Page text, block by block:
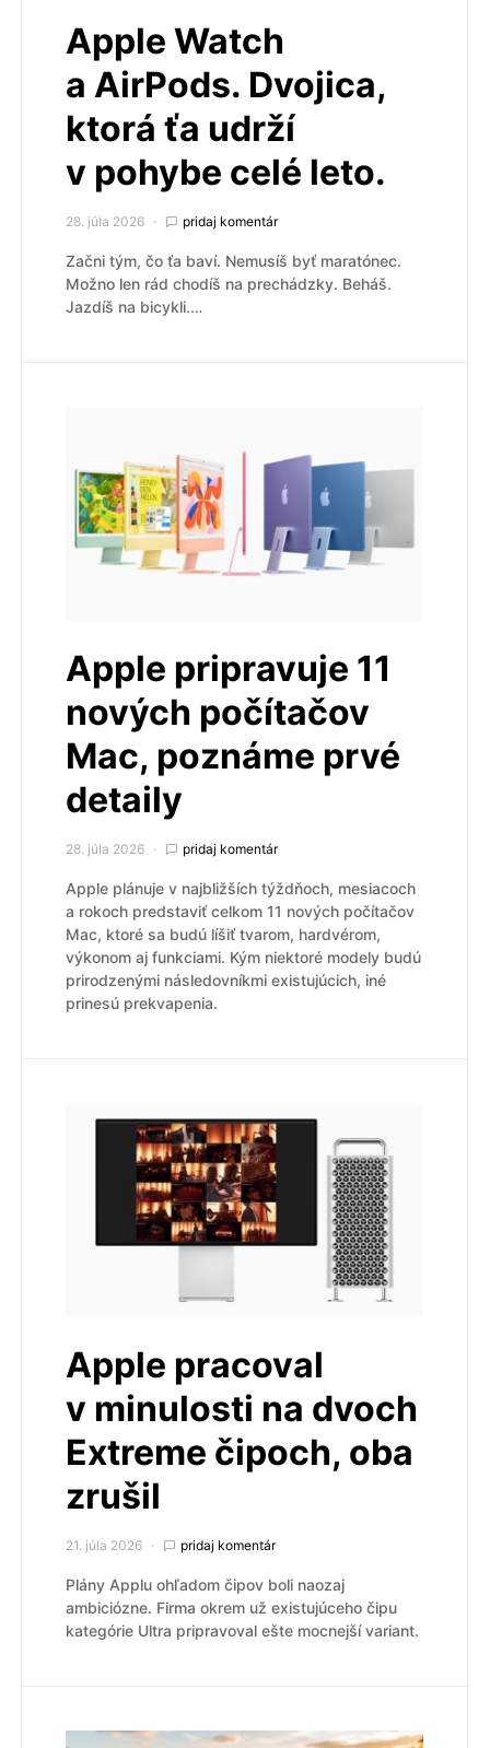
Apple Watch
a AirPods. Dvojica,
ktorá ťa udrží
v pohybe celé leto.
28. júla 2026 pridaj komentár
Začni tým, čo ťa baví. Nemusíš byť maratónec.
Možno len rád chodíš na prechádzky. Beháš.
Jazdíš na bicykli.…
Apple pripravuje 11
nových počítačov
Mac, poznáme prvé
detaily
28. júla 2026 pridaj komentár
Apple plánuje v najbližších týždňoch, mesiacoch
a rokoch predstaviť celkom 11 nových počítačov
Mac, ktoré sa budú líšiť tvarom, hardvérom,
výkonom aj funkciami. Kým niektoré modely budú
prirodzenými následovníkmi existujúcich, iné
prinesú prekvapenia.
Apple pracoval
v minulosti na dvoch
Extreme čipoch, oba
zrušil
21. júla 2026 pridaj komentár
Plány Applu ohľadom čipov boli naozaj
ambiciózne. Firma okrem už existujúceho čipu
kategórie Ultra pripravoval ešte mocnejší variant.